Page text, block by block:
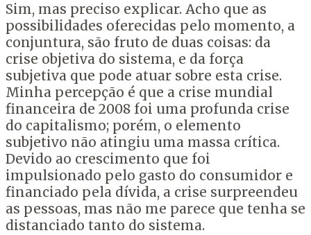
Sim, mas preciso explicar. Acho que as
possibilidades oferecidas pelo momento, a
conjuntura, são fruto de duas coisas: da
crise objetiva do sistema, e da força
subjetiva que pode atuar sobre esta crise.
Minha percepção é que a crise mundial
financeira de 2008 foi uma profunda crise
do capitalismo; porém, o elemento
subjetivo não atingiu uma massa crítica.
Devido ao crescimento que foi
impulsionado pelo gasto do consumidor e
financiado pela dívida, a crise surpreendeu
as pessoas, mas não me parece que tenha se
distanciado tanto do sistema.